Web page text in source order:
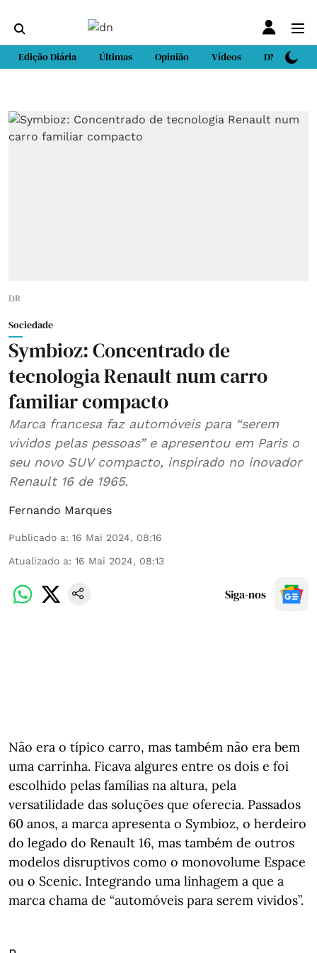
Edição Diária Últimas Opinião Vídeos DN Sport
DR
Sociedade
Symbioz: Concentrado de
tecnologia Renault num carro
familiar compacto
Marca francesa faz automóveis para “serem
vividos pelas pessoas” e apresentou em Paris o
seu novo SUV compacto, inspirado no inovador
Renault 16 de 1965.
Fernando Marques
Publicado a: 16 Mai 2024, 08:16
Atualizado a: 16 Mai 2024, 08:13
Siga-nos
Não era o típico carro, mas também não era bem
uma carrinha. Ficava algures entre os dois e foi
escolhido pelas famílias na altura, pela
versatilidade das soluções que oferecia. Passados
60 anos, a marca apresenta o Symbioz, o herdeiro
do legado do Renault 16, mas também de outros
modelos disruptivos como o monovolume Espace
ou o Scenic. Integrando uma linhagem a que a
marca chama de “automóveis para serem vividos”.